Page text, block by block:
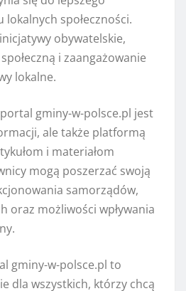
społeczności.
obywatelskie,
i zaangażowanie
lokalne.
gminy-w-polsce.pl jest
ale także platformą
i materiałom
mogą poszerzać swoją
samorządów,
oraz możliwości wpływania
gminy-w-polsce.pl to
dla wszystkich, którzy chcą